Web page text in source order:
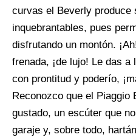
curvas el Beverly produce
inquebrantables, pues
disfrutando un montón.
frenada, ¡de lujo! Le das
con prontitud y poderío,
Reconozco que el Piaggio
gustado, un escúter que
garaje y, sobre todo,